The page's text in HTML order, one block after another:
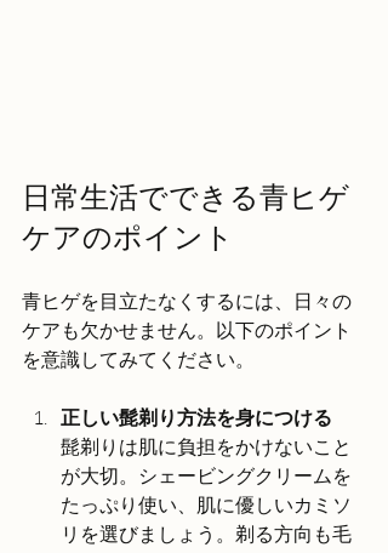
日常生活でできる青ヒゲ
ケアのポイント
青ヒゲを目立たなくするには、日々の
ケアも欠かせません。以下のポイント
を意識してみてください。
正しい髭剃り方法を身につける
髭剃りは肌に負担をかけないこと
が大切。シェービングクリームを
たっぷり使い、肌に優しいカミソ
リを選びましょう。剃る方向も毛